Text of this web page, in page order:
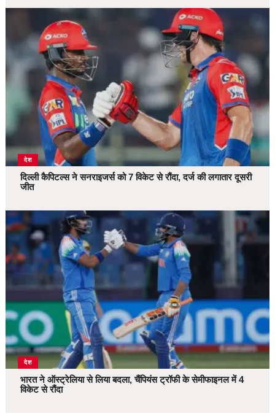
देश
दिल्ली कैपिटल्स ने सनराइजर्स को 7 विकेट से रौंदा, दर्ज की लगातार दूसरी
जीत
देश
भारत ने ऑस्ट्रेलिया से लिया बदला, चैंपियंस ट्रॉफी के सेमीफाइनल में 4
विकेट से रौंदा